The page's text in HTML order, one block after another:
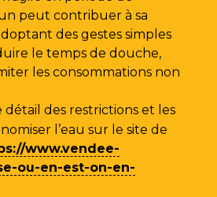
peut contribuer à sa
des gestes simples
le temps de douche,
les consommations non
détail des restrictions et les
l’eau sur le site de
www.vendee-
ou-en-est-on-en-